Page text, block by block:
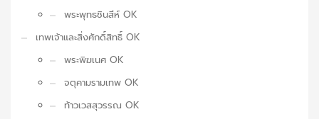
พระพุทธชินสีห์ OK
เทพเจ้าและสิ่งศักดิ์สิทธิ์ OK
พระพิฆเนศ OK
จตุคามรามเทพ OK
ท้าวเวสสุวรรณ OK